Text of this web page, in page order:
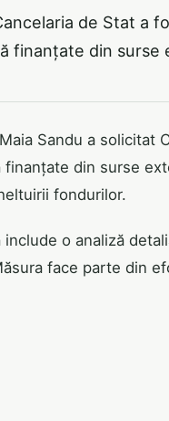
de Stat a
finanțate din surse
Sandu a solicitat
din surse
fondurilor.
include o analiză
face parte din